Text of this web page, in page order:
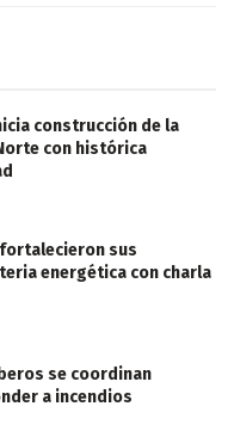
construcción de la
con histórica
sus
energética con charla
se coordinan
a incendios